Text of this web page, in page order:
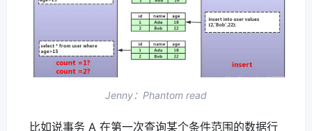
Jenny：Phantom read
比如说事务 A 在第一次查询某个条件范围的数据行